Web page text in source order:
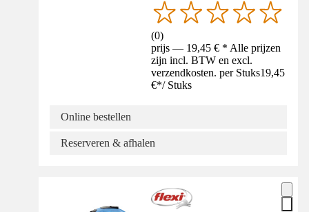
(0)
prijs — 19,45 € * Alle prijzen
zijn incl. BTW en excl.
verzendkosten. per Stuks19,45
€*/ Stuks
Online bestellen
Reserveren & afhalen